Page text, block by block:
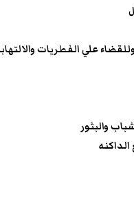
علي الفطريات
والبثور